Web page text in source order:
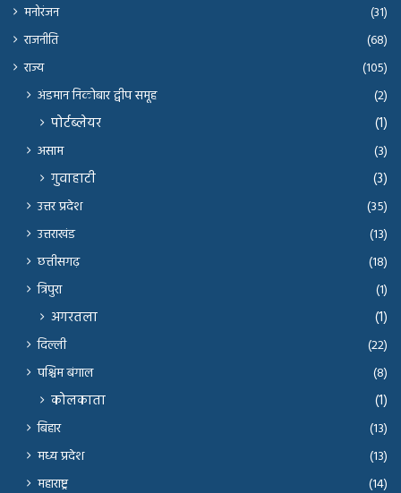
मनोरंजन
(31)
राजनीति
(68)
राज्य
(105)
अंडमान निकोबार द्वीप समूह (2)
पोर्टब्लेयर (1)
असाम (3)
गुवाहाटी (3)
उत्तर प्रदेश
(35)
उत्तराखंड
(13)
छत्तीसगढ़
(18)
त्रिपुरा
(1)
अगरतला (1)
दिल्ली
(22)
पश्चिम बंगाल
(8)
कोलकाता (1)
बिहार
(13)
मध्य प्रदेश
(13)
महाराष्ट्र
(14)